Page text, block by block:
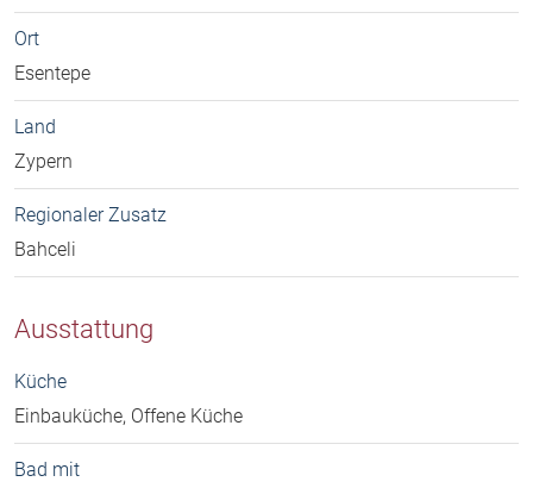
Ort
Esentepe
Land
Zypern
Regionaler Zusatz
Bahceli
Ausstattung
Küche
Einbauküche, Offene Küche
Bad mit